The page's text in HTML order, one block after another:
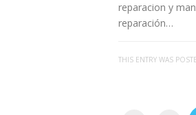
reparacion y
reparación…
THIS ENTRY WAS